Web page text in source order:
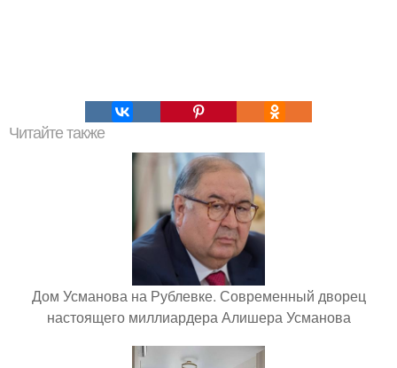
Читайте также
Дом Усманова на Рублевке. Современный дворец
настоящего миллиардера Алишера Усманова